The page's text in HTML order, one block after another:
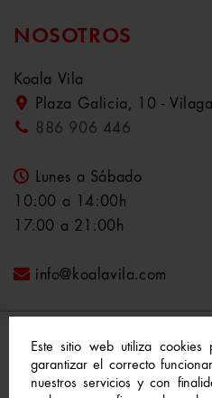
Este sitio web utiliza
garantizar el correcto
nuestros servicios y con
NOSOTROS
Koala Vila
Plaza Galicia, 10 -
886 906 446
Lunes a Sábado
10:00 a 14:00h
17:00 a 21:00h
info@koalavila.com
© 2021-2022 Koala